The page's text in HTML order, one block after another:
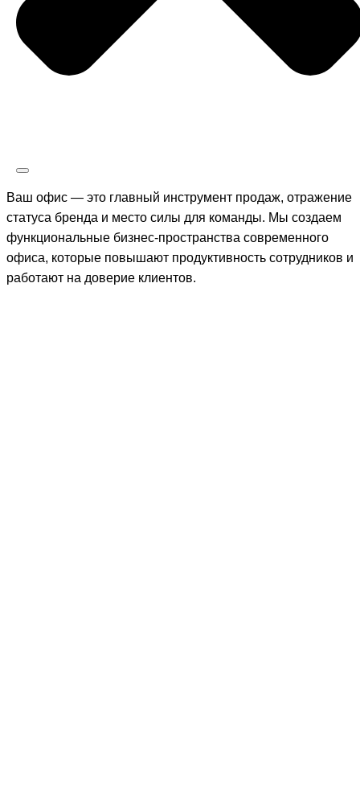
Ваш офис — это главный инструмент продаж, отражение
статуса бренда и место силы для команды. Мы создаем
функциональные бизнес-пространства современного
офиса, которые повышают продуктивность сотрудников и
работают на доверие клиентов.